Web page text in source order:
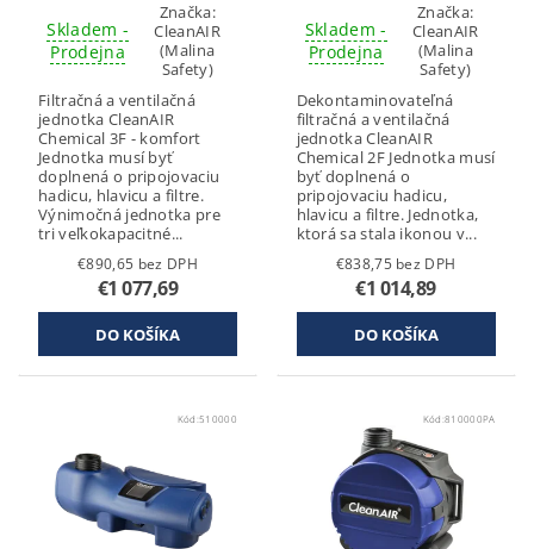
Skladem -
Prodejna
Značka:
CleanAIR
(Malina
Safety)
Filtračná a ventilačná
jednotka CleanAIR
Chemical 3F - komfort
Jednotka musí byť
doplnená o pripojovaciu
hadicu, hlavicu a filtre.
Výnimočná jednotka pre
tri veľkokapacitné...
€890,65 bez DPH
€1 077,69
Skladem -
Prodejna
Značka:
CleanAIR
(Malina
Safety)
Dekontaminovateľná
filtračná a ventilačná
jednotka CleanAIR
Chemical 2F Jednotka musí
byť doplnená o
pripojovaciu hadicu,
hlavicu a filtre. Jednotka,
ktorá sa stala ikonou v...
€838,75 bez DPH
€1 014,89
Kód:510000 Kód:810000PA